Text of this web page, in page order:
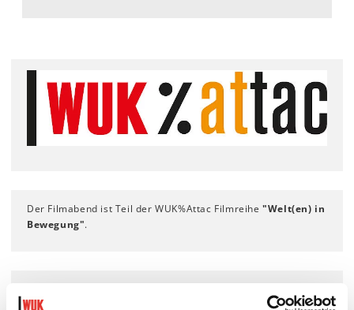
Der Filmabend ist Teil der WUK%Attac Filmreihe"Welt(en) in
Bewegung".